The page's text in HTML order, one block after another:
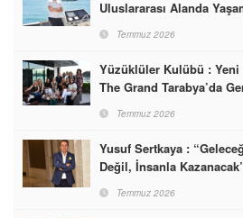
Uluslararası Alanda
Markası Olacak”
Temmuz 2026
Yüzüklüler Kulübü : Yeni
The Grand Tarabya’da
Temmuz 2026
Yusuf Sertkaya :
Değil, İnsanla
Temmuz 2026